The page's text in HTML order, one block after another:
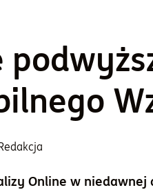
Online w niedawnej